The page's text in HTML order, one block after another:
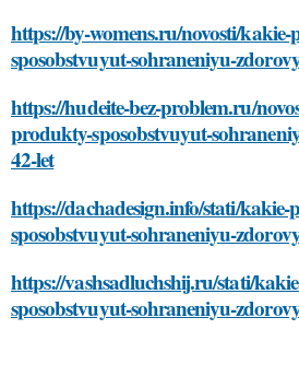
https://by-womens.ru/novosti/
sposobstvuyut-sohraneniyu-
https://hudeite-bez-problem.ru/
produkty-sposobstvuyut-
42-let
https://dachadesign.info/stati/
sposobstvuyut-sohraneniyu-
https://vashsadluchshij.ru/stati/
sposobstvuyut-sohraneniyu-